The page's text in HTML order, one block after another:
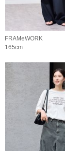
FRAMeWORK
165cm